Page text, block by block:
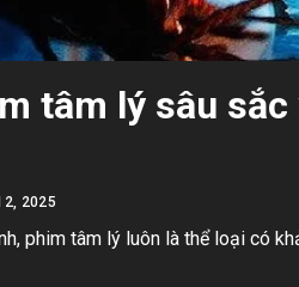
tâm lý sâu
2025
phim tâm lý luôn là thể loại có